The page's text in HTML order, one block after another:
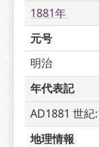
1881年
元号
明治
年代表記
AD1881 世紀
地理情報